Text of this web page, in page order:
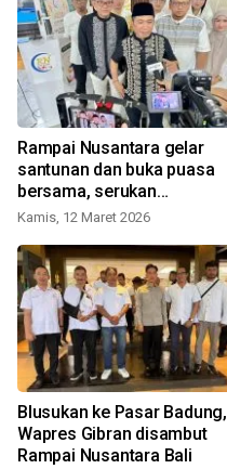
Rampai Nusantara gelar
santunan dan buka puasa
bersama, serukan
persatuan kebangsaan
Kamis, 12 Maret 2026
Blusukan ke Pasar Badung,
Wapres Gibran disambut
Rampai Nusantara Bali